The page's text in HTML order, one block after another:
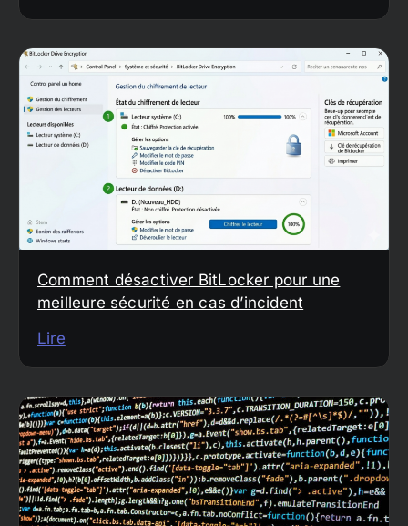
Comment désactiver BitLocker pour une
meilleure sécurité en cas d’incident
Lire